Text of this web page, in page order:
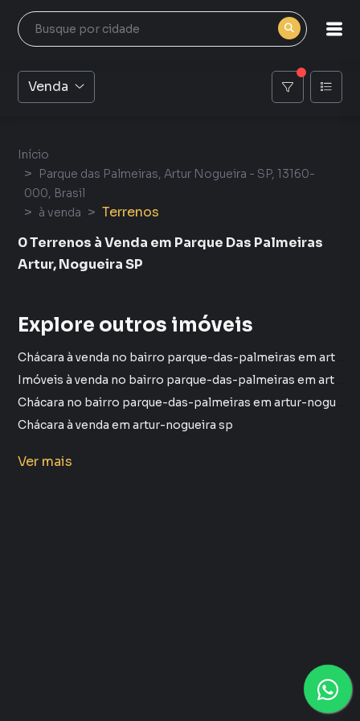
Venda
Início
Parque das Palmeiras, Artur Nogueira - SP, 13160-
000, Brasil
à venda
Terrenos
0 Terrenos à Venda em Parque Das Palmeiras
Artur, Nogueira SP
Explore outros imóveis
Chácara à venda em artur-nogueira sp
Chácara em artur-nogueira sp
Ver mais